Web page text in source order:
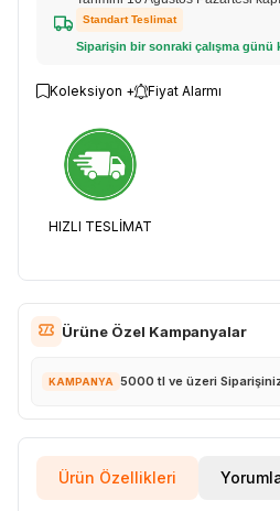
Standart Teslimat
Siparişin bir sonraki çalışma günü
Koleksiyon + Fiyat Alarmı
HIZLI TESLİMAT
Ürüne Özel Kampanyalar
KAMPANYA 5000 tl ve üzeri
Ürün Özellikleri